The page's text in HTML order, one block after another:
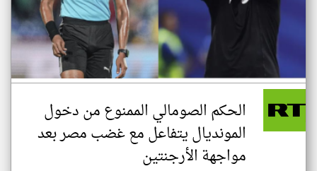
الحكم الصومالي الممنوع من دخول
المونديال يتفاعل مع غضب مصر بعد
مواجهة الأرجنتين